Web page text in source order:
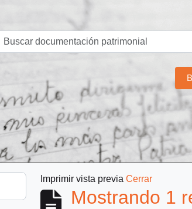
Imprimir vista previa Cerrar
Mostrando 1